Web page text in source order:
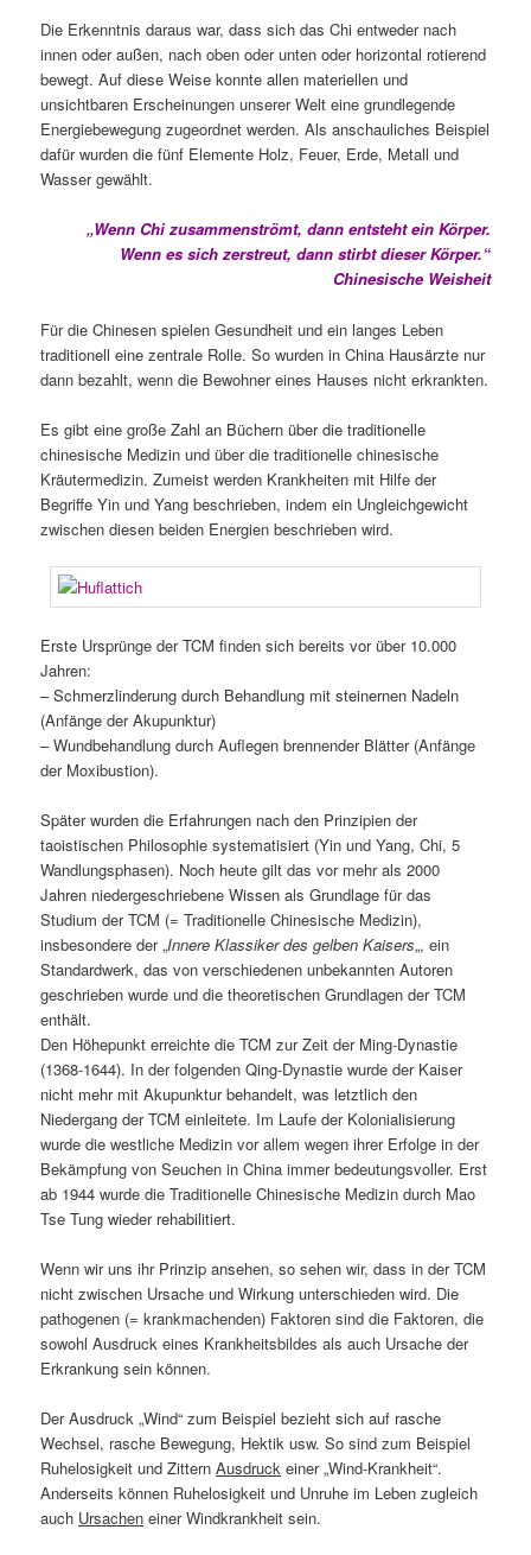
Die Erkenntnis daraus war, dass sich das Chi entweder nach
innen oder außen, nach oben oder unten oder horizontal rotierend
bewegt. Auf diese Weise konnte allen materiellen und
unsichtbaren Erscheinungen unserer Welt eine grundlegende
Energiebewegung zugeordnet werden. Als anschauliches Beispiel
dafür wurden die fünf Elemente Holz, Feuer, Erde, Metall und
Wasser gewählt.
„Wenn Chi zusammenströmt, dann entsteht ein Körper.
Wenn es sich zerstreut, dann stirbt dieser Körper.“
Chinesische Weisheit
Für die Chinesen spielen Gesundheit und ein langes Leben
traditionell eine zentrale Rolle. So wurden in China Hausärzte nur
dann bezahlt, wenn die Bewohner eines Hauses nicht erkrankten.
Es gibt eine große Zahl an Büchern über die traditionelle
chinesische Medizin und über die traditionelle chinesische
Kräutermedizin. Zumeist werden Krankheiten mit Hilfe der
Begriffe Yin und Yang beschrieben, indem ein Ungleichgewicht
zwischen diesen beiden Energien beschrieben wird.
Erste Ursprünge der TCM finden sich bereits vor über 10.000
Jahren:
– Schmerzlinderung durch Behandlung mit steinernen Nadeln
(Anfänge der Akupunktur)
– Wundbehandlung durch Auflegen brennender Blätter (Anfänge
der Moxibustion).
Später wurden die Erfahrungen nach den Prinzipien der
taoistischen Philosophie systematisiert (Yin und Yang, Chi, 5
Wandlungsphasen). Noch heute gilt das vor mehr als 2000
Jahren niedergeschriebene Wissen als Grundlage für das
Studium der TCM (= Traditionelle Chinesische Medizin),
insbesondere der „Innere Klassiker des gelben Kaisers„, ein
Standardwerk, das von verschiedenen unbekannten Autoren
geschrieben wurde und die theoretischen Grundlagen der TCM
enthält.
Den Höhepunkt erreichte die TCM zur Zeit der Ming-Dynastie
(1368-1644). In der folgenden Qing-Dynastie wurde der Kaiser
nicht mehr mit Akupunktur behandelt, was letztlich den
Niedergang der TCM einleitete. Im Laufe der Kolonialisierung
wurde die westliche Medizin vor allem wegen ihrer Erfolge in der
Bekämpfung von Seuchen in China immer bedeutungsvoller. Erst
ab 1944 wurde die Traditionelle Chinesische Medizin durch Mao
Tse Tung wieder rehabilitiert.
Wenn wir uns ihr Prinzip ansehen, so sehen wir, dass in der TCM
nicht zwischen Ursache und Wirkung unterschieden wird. Die
pathogenen (= krankmachenden) Faktoren sind die Faktoren, die
sowohl Ausdruck eines Krankheitsbildes als auch Ursache der
Erkrankung sein können.
Der Ausdruck „Wind“ zum Beispiel bezieht sich auf rasche
Wechsel, rasche Bewegung, Hektik usw. So sind zum Beispiel
Ruhelosigkeit und ZitternAusdruck einer „Wind-Krankheit“.
Anderseits können Ruhelosigkeit und Unruhe im Leben zugleich
auch Ursachen einer Windkrankheit sein.